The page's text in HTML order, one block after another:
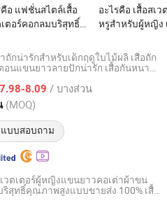
คือ แฟชั่นสไตล์เสื้อ
เตอร์คอกลมบริสุทธิ์
งตัวเลือกผ้าออกแบบ
นหน้าเฟลซ
อะไรคือ เสื้อสเว
หรูสำหรับผู้หญิง
ทรงหลวม เสื้อกั
หนาว
ถักน่ารักสำหรับเด็กฤดูใบไม้ผลิ เสื้อถัก
อนแขนยาวลายปักน่ารัก เสื้อกันหนาว
8.09 / บางส่วน
(MOQ)
แบบสอบถาม
Company Ltd
อัตราจาก 2024
เวตเตอร์ผู้หญิงแขนยาวคอเต่าผ้าขน
ริสุทธิ์คุณภาพสูงแบบขายส่ง 100% เสื้อ
Ltd.